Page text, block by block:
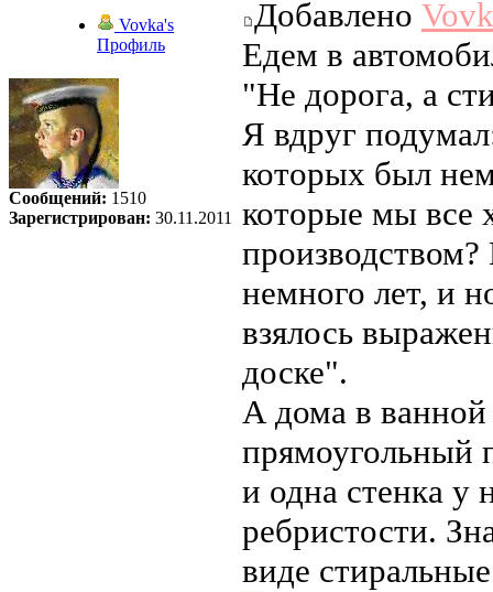
Vovka's
Профиль
Сообщений: 1510
Зарегистрирован: 30.11.2011
Добавлено
Едем в
"Не дорога, а
Я вдруг
которых был
которые мы все
немного лет, и
взялось
доске".
А дома в ванной
прямоугольный
и одна стенка у
ребристости.
виде